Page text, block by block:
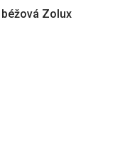
béžová Zolux